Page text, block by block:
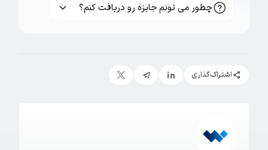
چطور می تونم جایزه رو دریافت کنم؟
اشتراک‌گذاری